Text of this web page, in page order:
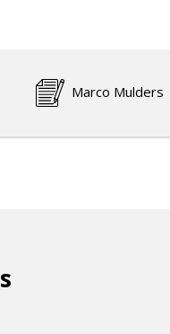
Marco Mulders